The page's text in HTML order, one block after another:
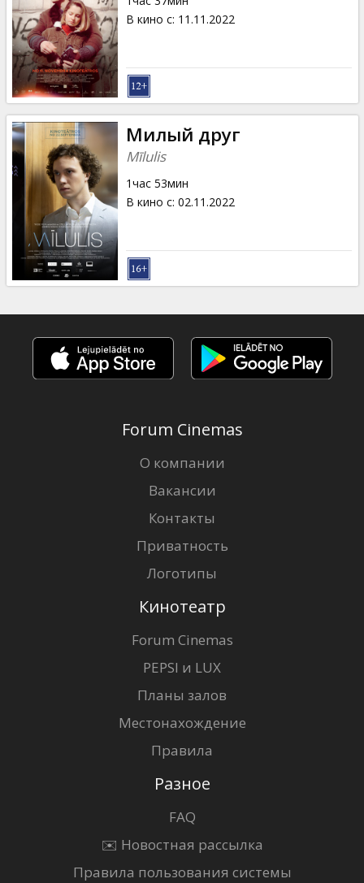
В кино с: 11.11.2022
Mилый друг
Mīlulis
1час 53мин
В кино с: 02.11.2022
Forum Cinemas
О компании
Вакансии
Контакты
Приватность
Логотипы
Кинотеатр
Forum Cinemas
PEPSI и LUX
Планы залов
Местонахождение
Правила
Разное
FAQ
✉️ Новостная рассылка
Правила пользования системы